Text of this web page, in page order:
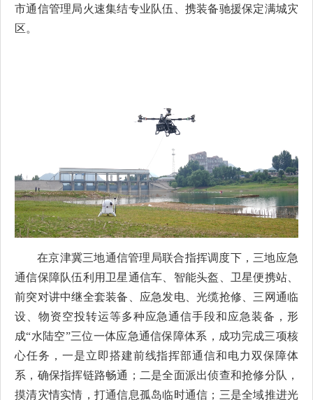
市通信管理局火速集结专业队伍、携装备驰援保定满城灾
区。
在京津冀三地通信管理局联合指挥调度下，三地应急
通信保障队伍利用卫星通信车、智能头盔、卫星便携站、
前突对讲中继全套装备、应急发电、光缆抢修、三网通临
设、物资空投转运等多种应急通信手段和应急装备，形
成“水陆空”三位一体应急通信保障体系，成功完成三项核
心任务，一是立即搭建前线指挥部通信和电力双保障体
系，确保指挥链路畅通；二是全面派出侦查和抢修分队，
摸清灾情实情，打通信息孤岛临时通信；三是全域推进光